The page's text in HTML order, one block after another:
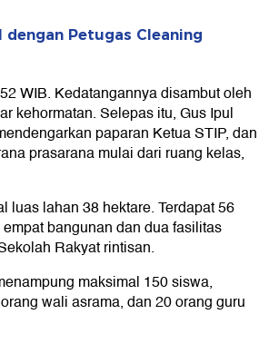
dengan Petugas Cleaning
WIB. Kedatangannya disambut oleh
kehormatan. Selepas itu, Gus Ipul
paparan Ketua STIP, dan
prasarana mulai dari ruang kelas,
luas lahan 38 hektare. Terdapat 56
bangunan dan dua fasilitas
Rakyat rintisan.
maksimal 150 siswa,
wali asrama, dan 20 orang guru